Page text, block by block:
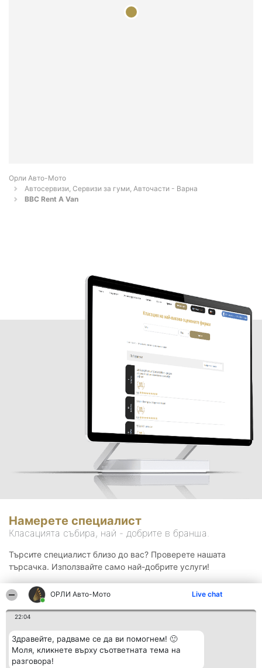
ОРЛИ Aвто-Mото Live chat
22:04
Здравейте, радваме се да ви помогнем! 🙂
Моля, кликнете върху съответната тема на
разговора!
Орли Aвто-Mото
Автосервизи, Сервизи за гуми, Авточасти - Варна
BBC Rent A Van
Намерете специалист
Класацията събира, най - добрите в бранша.
Търсите специалист близо до вас? Проверете нашата
търсачка. Използвайте само най-добрите услуги!